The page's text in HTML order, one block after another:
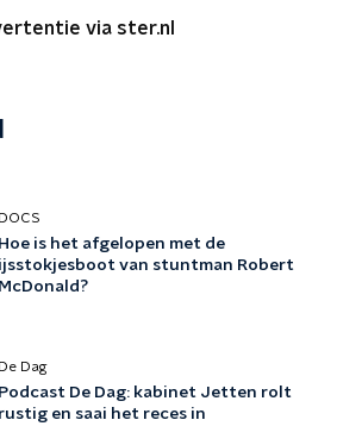
via ster.nl
DOCS
Hoe is het afgelopen met de
ijsstokjesboot van stuntman Robert
McDonald?
De Dag
Podcast De Dag: kabinet Jetten rolt
rustig en saai het reces in